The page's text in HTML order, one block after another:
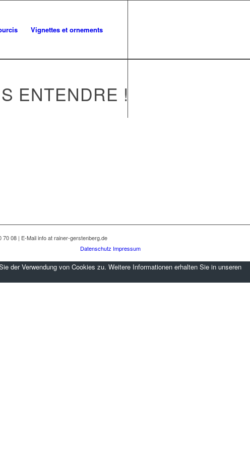
Vignettes et ornements
ENTENDRE !
08 | E-Mail info at rainer-gerstenberg.de
Datenschutz Impressum
der Verwendung von Cookies zu. Weitere Informationen erhalten Sie in unseren